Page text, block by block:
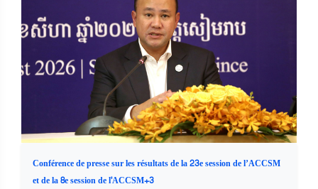
Conférence de presse sur les résultats de la 23e session de l’ACCSM
et de la 8e session de l'ACCSM+3